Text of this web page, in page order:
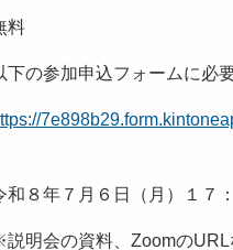
の参加申込フォーム
８年７月６日（月）１７
ZoomのURLなどは